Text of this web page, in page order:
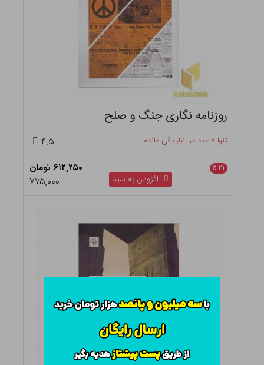
روزنامه نگاری جنگ و صلح
تنها ۸ عدد در انبار باقی مانده ۴.۵
۲۱ ٪
۶۱۲,۲۵۰ تومان
۷۷۵,۰۰۰
افزودن به سبد